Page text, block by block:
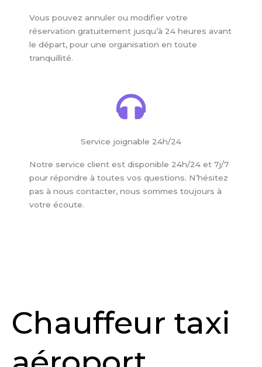
Vous pouvez annuler ou modifier votre
réservation gratuitement jusqu’à 24 heures avant
le départ, pour une organisation en toute
tranquillité.
Service joignable 24h/24
Notre service client est disponible 24h/24 et 7j/7
pour répondre à toutes vos questions. N’hésitez
pas à nous contacter, nous sommes toujours à
votre écoute.
Chauffeur taxi